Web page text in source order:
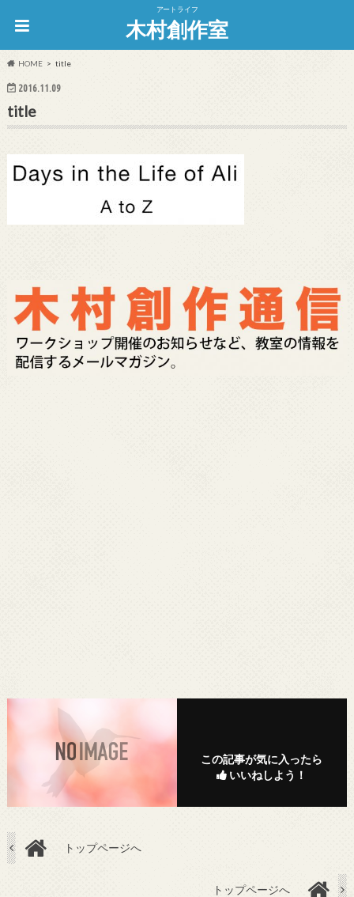
アートライフ
木村創作室
HOME title
2016.11.09
title
この記事が気に入ったら
いいねしよう！
トップページへ
トップページへ